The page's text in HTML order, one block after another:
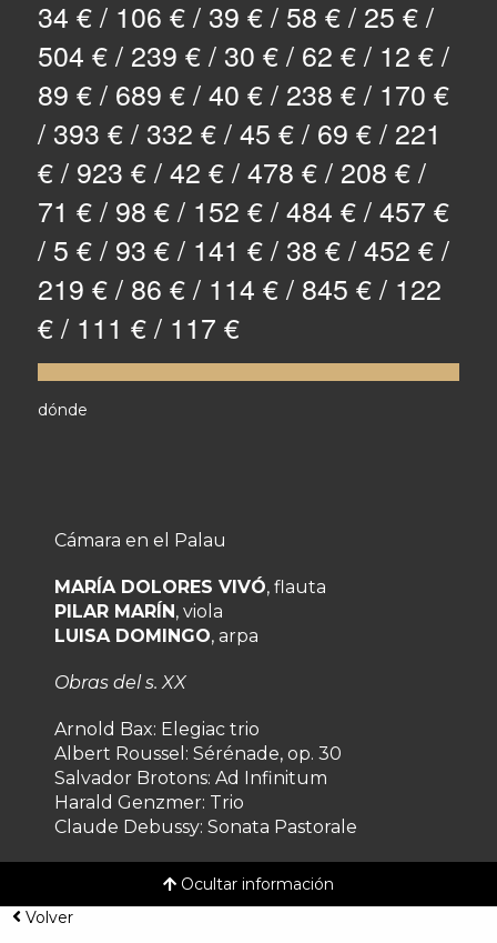
34 € / 106 € / 39 € / 58 € / 25 € /
504 € / 239 € / 30 € / 62 € / 12 € /
89 € / 689 € / 40 € / 238 € / 170 €
/ 393 € / 332 € / 45 € / 69 € / 221
€ / 923 € / 42 € / 478 € / 208 € /
71 € / 98 € / 152 € / 484 € / 457 €
/ 5 € / 93 € / 141 € / 38 € / 452 € /
219 € / 86 € / 114 € / 845 € / 122
€ / 111 € / 117 €
dónde
Cámara en el Palau
MARÍA DOLORES VIVÓ, flauta
PILAR MARÍN, viola
LUISA DOMINGO, arpa
Obras del s. XX
Arnold Bax: Elegiac trio
Albert Roussel: Sérénade, op. 30
Salvador Brotons: Ad Infinitum
Harald Genzmer: Trio
Claude Debussy: Sonata Pastorale
Ocultar información
Volver